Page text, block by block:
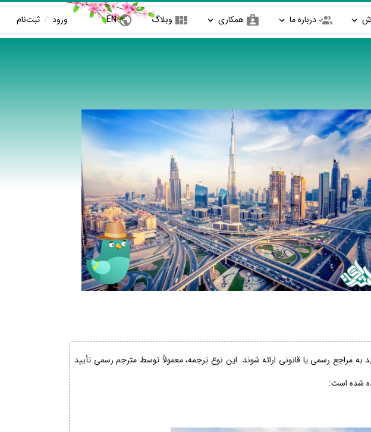
درباره ما همکاری وبلاگ EN ورود / ثبت‌نام
به مراجع رسمی یا قانونی ارائه شوند. این نوع ترجمه، معمولاً توسط مترجم رسمی تأیید
شده است: